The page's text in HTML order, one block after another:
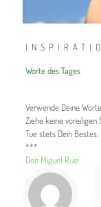
Worte des Tages
Verwende Deine
Ziehe keine voreiligen
Tue stets Dein Bestes.
***
Don Miguel Ruiz